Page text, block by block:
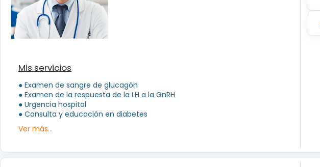
Mis servicios
● Examen de sangre de glucagón
● Examen de la respuesta de la LH a la GnRH
● Urgencia hospital
● Consulta y educación en diabetes
Ver más...